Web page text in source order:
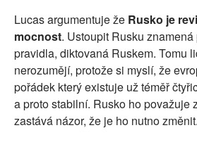
Lucas argumentuje že Rusko je
mocnost. Ustoupit Rusku
pravidla, diktovaná Ruskem. Tomu
nerozumějí, protože si myslí, že
pořádek který existuje už téměř
a proto stabilní. Rusko ho považuje
zastává názor, že je ho nutno změnit.